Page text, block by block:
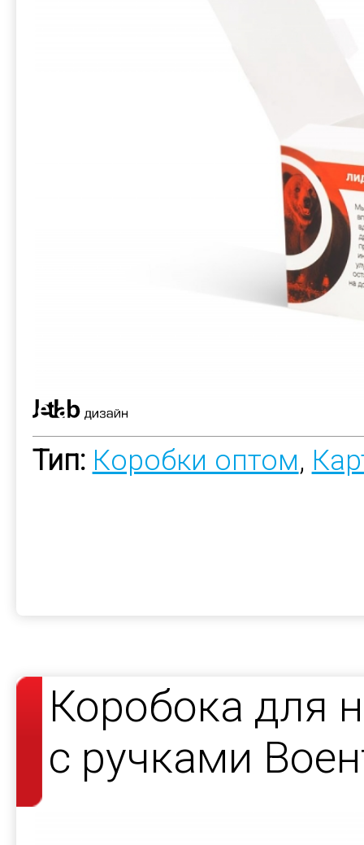
Тип: Коробки оптом,
Коробока для
с ручками